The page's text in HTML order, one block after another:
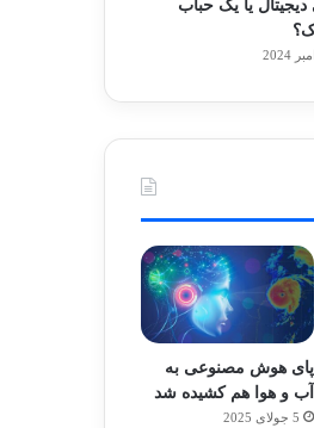
دیجیتال یا یک حباب
پای هوش مصنوعی به
آب و هوا هم کشیده شد
5 جولای 2025